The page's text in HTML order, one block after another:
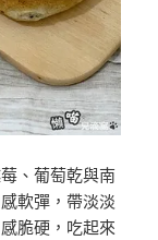
、葡萄乾與南
軟彈，帶淡淡
脆硬，吃起來